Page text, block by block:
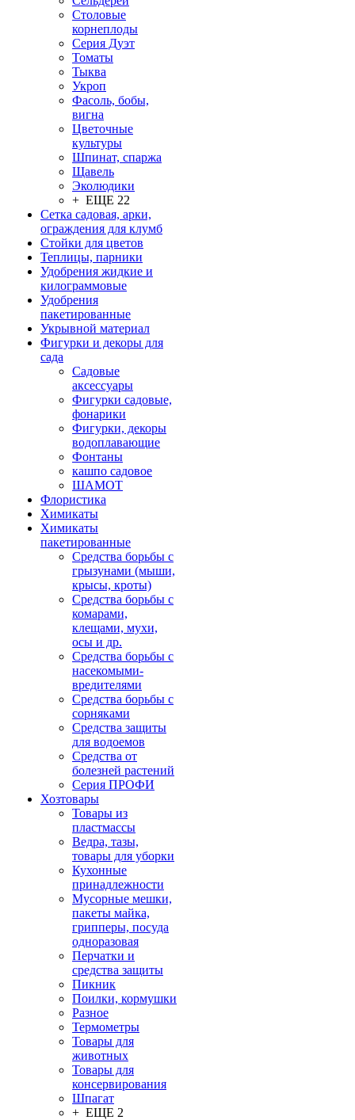
Столовые
корнеплоды
Серия Дуэт
Томаты
Тыква
Укроп
Фасоль, бобы,
вигна
Цветочные
культуры
Шпинат, спаржа
Щавель
Эколюдики
+ ЕЩЕ 22
Сетка садовая, арки,
ограждения для клумб
Стойки для цветов
Теплицы, парники
Удобрения жидкие и
килограммовые
Удобрения
пакетированные
Укрывной материал
Фигурки и декоры для
сада
Садовые
аксессуары
Фигурки садовые,
фонарики
Фигурки, декоры
водоплавающие
Фонтаны
кашпо садовое
ШАМОТ
Флористика
Химикаты
Химикаты
пакетированные
Средства борьбы с
грызунами (мыши,
крысы, кроты)
Средства борьбы с
комарами,
клещами, мухи,
осы и др.
Средства борьбы с
насекомыми-
вредителями
Средства борьбы с
сорняками
Средства защиты
для водоемов
Средства от
болезней растений
Серия ПРОФИ
Хозтовары
Товары из
пластмассы
Ведра, тазы,
товары для уборки
Кухонные
принадлежности
Мусорные мешки,
пакеты майка,
грипперы, посуда
одноразовая
Перчатки и
средства защиты
Пикник
Поилки, кормушки
Разное
Термометры
Товары для
животных
Товары для
консервирования
Шпагат
+ ЕЩЕ 2